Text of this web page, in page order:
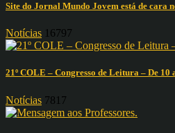
Site do Jornal Mundo Jovem está de cara
Notícias 16797
21º COLE – Congresso de Leitura – De 10
Notícias 7817